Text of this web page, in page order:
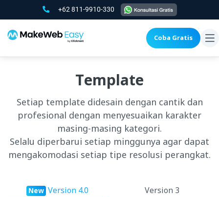
+62 811-9910-330
Coba Gratis
Template
Setiap template didesain dengan cantik dan
profesional dengan menyesuaikan karakter
masing-masing kategori.
Selalu diperbarui setiap minggunya agar dapat
mengakomodasi setiap tipe resolusi perangkat.
NewVersion 4.0 Version 3